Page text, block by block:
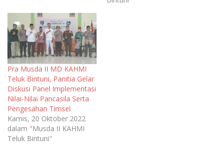
Pra Musda II MD KAHMI
Teluk Bintuni, Panitia Gelar
Diskusi Panel Implementasi
Nilai-Nilai Pancasila Serta
Pengesahan Timsel
Kamis, 20 Oktober 2022
dalam "Musda II KAHMI
Teluk Bintuni"